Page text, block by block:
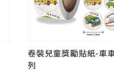
卷裝兒童獎勵貼紙-車
列